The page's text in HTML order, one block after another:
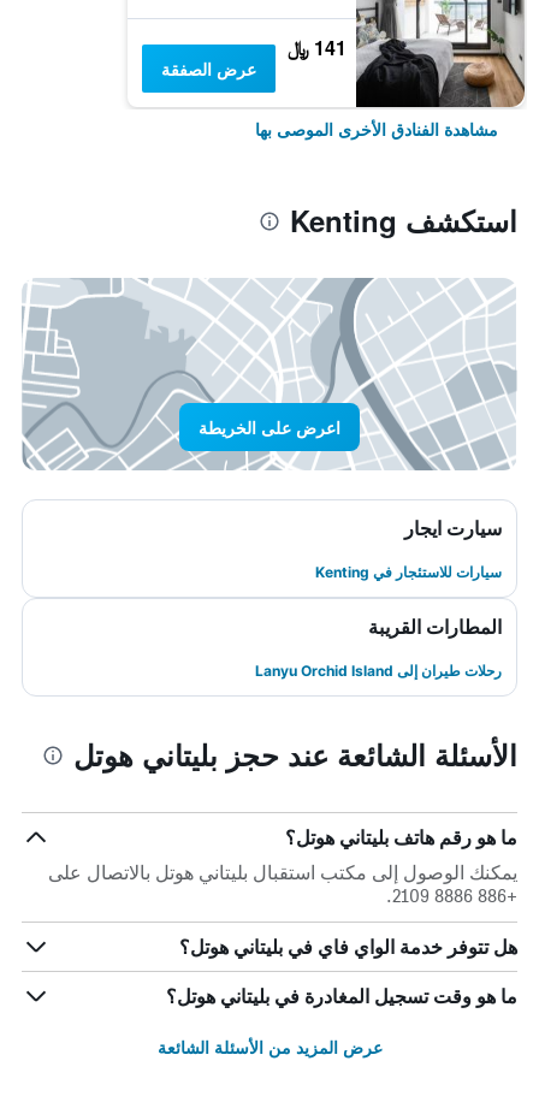
141 ﷼
عرض الصفقة
مشاهدة الفنادق الأخرى الموصى بها
استكشف Kenting
اعرض على الخريطة
سيارت ايجار
سيارات للاستئجار في Kenting
المطارات القريبة
رحلات طيران إلى Lanyu Orchid Island
الأسئلة الشائعة عند حجز بليتاني هوتل
ما هو رقم هاتف بليتاني هوتل؟
يمكنك الوصول إلى مكتب استقبال بليتاني هوتل بالاتصال على
+886 8886 2109.
هل تتوفر خدمة الواي فاي في بليتاني هوتل؟
ما هو وقت تسجيل المغادرة في بليتاني هوتل؟
عرض المزيد من الأسئلة الشائعة